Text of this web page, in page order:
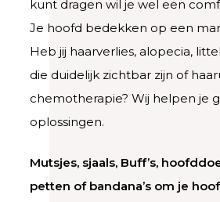
kunt dragen wil je wel een
Je hoofd bedekken op een
Heb jij haarverlies, alopecia,
die duidelijk zichtbar zijn of
chemotherapie? Wij helpen je
oplossingen.
Mutsjes, sjaals, Buff’s,
petten of bandana’s om je